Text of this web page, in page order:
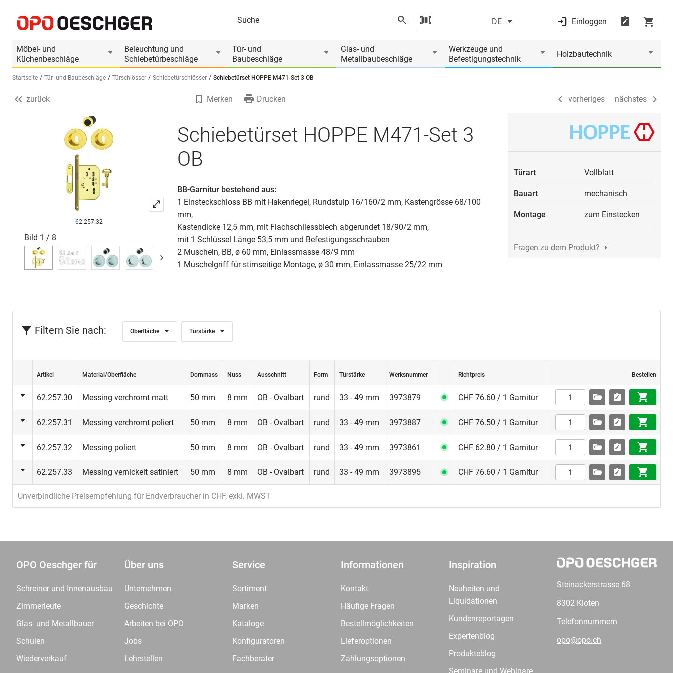
DE Einloggen
Möbel- und
Küchenbeschläge
Beleuchtung und
Schiebetürbeschläge
Tür- und
Baubeschläge
Glas- und
Metallbaubeschläge
Werkzeuge und
Befestigungstechnik
Holzbautechnik
Sprache wählen (DE)
Startseite Tür- und Baubeschläge Türschlösser Schiebetürschlösser Schiebetürset HOPPE M471-Set 3 OB
Produktinformationen
vorheriges nächstes
zurück Merken Drucken vorheriges nächstes
62.257.32
Bild 1 / 8
Schiebetürset HOPPE M471-Set 3
OB
BB-Garnitur bestehend aus:
1 Einsteckschloss BB mit Hakenriegel, Rundstulp 16/160/2 mm, Kastengrösse 68/100
mm,
Kastendicke 12,5 mm, mit Flachschliessblech abgerundet 18/90/2 mm,
mit 1 Schlüssel Länge 53,5 mm und Befestigungsschrauben
2 Muscheln, BB, ø 60 mm, Einlassmasse 48/9 mm
1 Muschelgriff für stirnseitige Montage, ø 30 mm, Einlassmasse 25/22 mm
Türart Vollblatt
Bauart mechanisch
Montage zum Einstecken
Fragen zu dem Produkt?
Filtern Sie nach: Oberfläche Türstärke
Artikel Material/Oberfläche Dornmass Nuss Ausschnitt Form Türstärke Werksnummer Richtpreis Bestellen
62.257.30 Messing verchromt matt 50 mm 8 mm OB - Ovalbart rund 33 - 49 mm 3973879 CHF 76.60 / 1 Garnitur
62.257.31 Messing verchromt poliert 50 mm 8 mm OB - Ovalbart rund 33 - 49 mm 3973887 CHF 76.50 / 1 Garnitur
62.257.32 Messing poliert 50 mm 8 mm OB - Ovalbart rund 33 - 49 mm 3973861 CHF 62.80 / 1 Garnitur
62.257.33 Messing vernickelt satiniert 50 mm 8 mm OB - Ovalbart rund 33 - 49 mm 3973895 CHF 76.60 / 1 Garnitur
Unverbindliche Preisempfehlung für Endverbraucher in CHF, exkl. MWST
OPO Oeschger für
Schreiner und Innenausbau
Zimmerleute
Glas- und Metallbauer
Schulen
Wiederverkauf
Über uns
Unternehmen
Geschichte
Arbeiten bei OPO
Jobs
Lehrstellen
Service
Sortiment
Marken
Kataloge
Konfiguratoren
Fachberater
Informationen
Kontakt
Häufige Fragen
Bestellmöglichkeiten
Lieferoptionen
Zahlungsoptionen
Inspiration
Neuheiten und
Liquidationen
Kundenreportagen
Expertenblog
Produkteblog
Steinackerstrasse 68
8302 Kloten
Telefonnummern
opo@opo.ch